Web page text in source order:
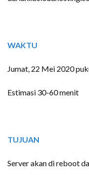
WAKTU
Jumat, 22 Mei 2020
Estimasi 30-60 menit
TUJUAN
Server akan di reboot